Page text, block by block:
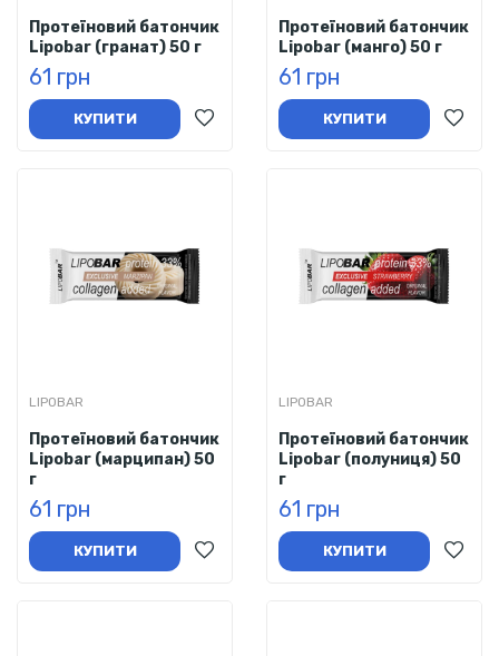
Протеїновий батончик
Lipobar (гранат) 50 г
61 грн
КУПИТИ
Протеїновий батончик
Lipobar (манго) 50 г
61 грн
КУПИТИ
LIPOBAR
Протеїновий батончик
Lipobar (марципан) 50
г
61 грн
КУПИТИ
LIPOBAR
Протеїновий батончик
Lipobar (полуниця) 50
г
61 грн
КУПИТИ